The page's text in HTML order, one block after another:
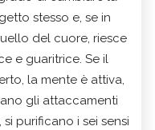
stesso e, se in
del cuore, riesce
e guaritrice. Se il
la mente è attiva,
gli attaccamenti
purificano i sei sensi